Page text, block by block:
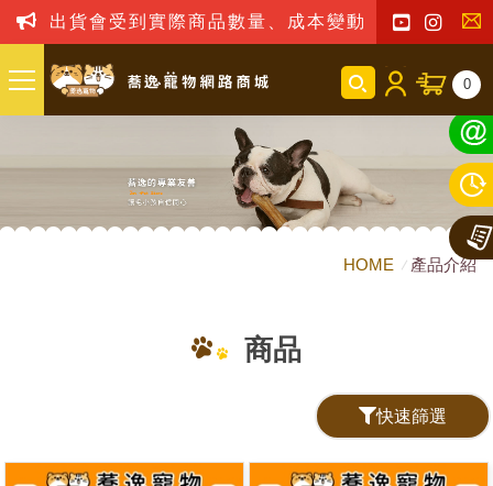
出貨會受到實際商品數量、成本變動之影響，我
聯
我
們
0
HOME 產品介紹
商品
快速篩選